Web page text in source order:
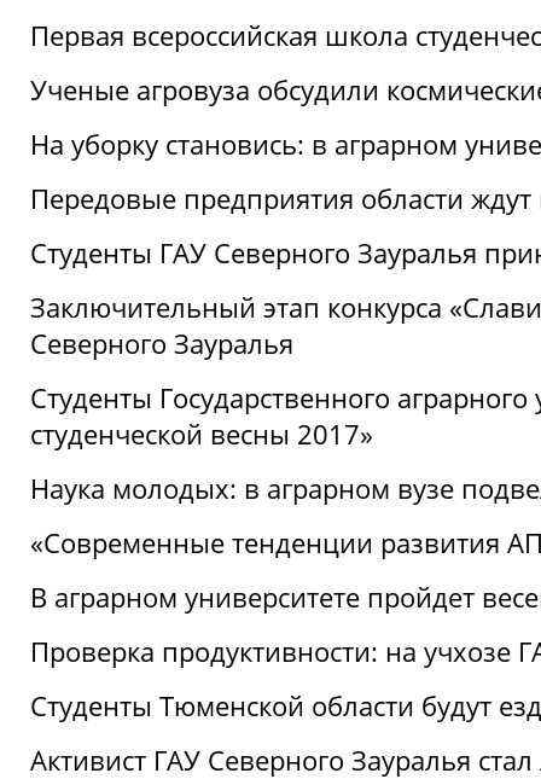
Первая всероссийская школа
Ученые агровуза обсудили
На уборку становись: в аграрном
Передовые предприятия области ждут
Студенты ГАУ Северного Зауралья
Заключительный этап конкурса
Северного Зауралья
Студенты Государственного
студенческой весны 2017»
Наука молодых: в аграрном вузе
«Современные тенденции развития
В аграрном университете пройдет
Проверка продуктивности: на учхозе
Студенты Тюменской области будут
Активист ГАУ Северного Зауралья